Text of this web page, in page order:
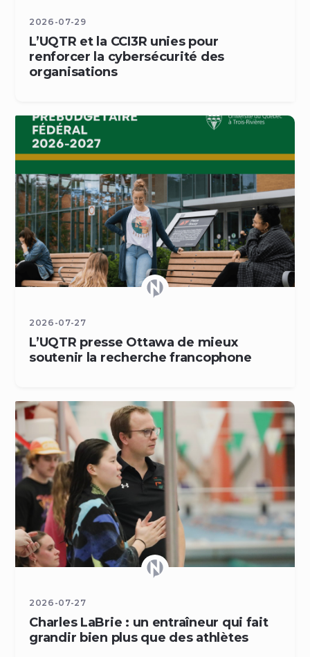
2026-07-29
L’UQTR et la CCI3R unies pour
renforcer la cybersécurité des
organisations
2026-07-27
L’UQTR presse Ottawa de mieux
soutenir la recherche francophone
2026-07-27
Charles LaBrie : un entraîneur qui fait
grandir bien plus que des athlètes